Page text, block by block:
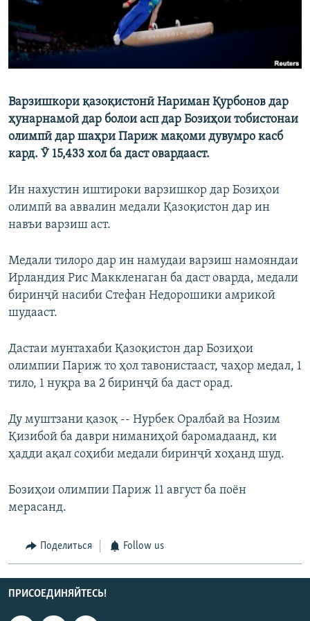
Варзишкори қазоқистонӣ Нариман Қурбонов дар
ҳунарнамоӣ дар болои асп дар Бозиҳои тобистонаи
олимпӣ дар шаҳри Париж мақоми дувумро касб
кард. Ӯ 15,433 хол ба даст овардааст.
Ин нахустин иштироки варзишкор дар Бозиҳои
олимпӣ ва аввалин медали Қазоқистон дар ин
навъи варзиш аст.
Медали тилоро дар ин намудаи варзиш намояндаи
Ирландия Рис Маккленаган ба даст оварда, медали
биринҷӣ насиби Стефан Недорошики амрикоӣ
шудааст.
Дастаи мунтахаби Қазоқистон дар Бозиҳои
олимпии Париж то ҳол тавонистааст, чаҳор медал, 1
тило, 1 нуқра ва 2 биринҷӣ ба даст орад.
Ду муштзани қазоқ -- Нурбек Оралбай ва Нозим
Қизибой ба даври ниманиҳоӣ баромадаанд, ки
ҳадди ақал соҳиби медали биринҷӣ хоҳанд шуд.
Бозиҳои олимпии Париж 11 август ба поён
мерасанд.
Поделиться Follow us
ПРИСОЕДИНЯЙТЕСЬ!